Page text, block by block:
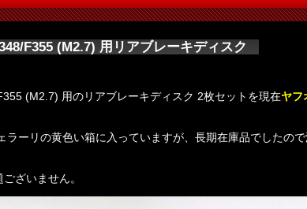
F355 (M2.7) 用リアブレーキディスク
(M2.7) 用のリアブレーキディスク 2枚セットを現在ヤフ
ラーリの黄色い箱に入っていますが、長期在庫品でしたの
ざいません。